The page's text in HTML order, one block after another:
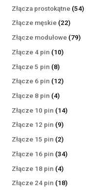
produktów
Złącza prostokątne 5454
Złącze męskie 2222
produkty
Złącze modułowe 7979
Złącze 4 pin 1010
Złącze 5 pin 88
produktów
Złącze 6 pin 1212
Złącze 8 pin 44
produkty
Złącze 10 pin 1414
Złącze 12 pin 99
produktów
Złącze 15 pin 22
produkty
Złącze 16 pin 3434
Złącze 18 pin 44
produkty
Złącze 24 pin 1818